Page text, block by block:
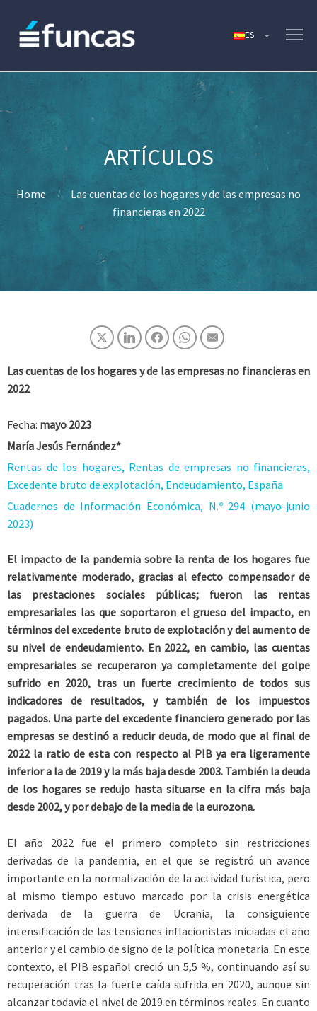
Home
Las cuentas de los hogares y de las empresas no
financieras en 2022
Las cuentas de los hogares y de las empresas no financieras en
2022
Fecha: mayo 2023
María Jesús Fernández*
Rentas de los hogares, Rentas de empresas no financieras,
Excedente bruto de explotación, Endeudamiento, España
Cuadernos de Información Económica, N.º 294 (mayo-junio
2023)
El impacto de la pandemia sobre la renta de los hogares fue
relativamente moderado, gracias al efecto compensador de
las prestaciones sociales públicas; fueron las rentas
empresariales las que soportaron el grueso del impacto, en
términos del excedente bruto de explotación y del aumento de
su nivel de endeudamiento. En 2022, en cambio, las cuentas
empresariales se recuperaron ya completamente del golpe
sufrido en 2020, tras un fuerte crecimiento de todos sus
indicadores de resultados, y también de los impuestos
pagados. Una parte del excedente financiero generado por las
empresas se destinó a reducir deuda, de modo que al final de
2022 la ratio de esta con respecto al PIB ya era ligeramente
inferior a la de 2019 y la más baja desde 2003. También la deuda
de los hogares se redujo hasta situarse en la cifra más baja
desde 2002, y por debajo de la media de la eurozona.
El año 2022 fue el primero completo sin restricciones
derivadas de la pandemia, en el que se registró un avance
importante en la normalización de la actividad turística, pero
al mismo tiempo estuvo marcado por la crisis energética
derivada de la guerra de Ucrania, la consiguiente
intensificación de las tensiones inflacionistas iniciadas el año
anterior y el cambio de signo de la política monetaria. En este
contexto, el PIB español creció un 5,5 %, continuando así su
recuperación tras la fuerte caída sufrida en 2020, aunque sin
alcanzar todavía el nivel de 2019 en términos reales. En cuanto